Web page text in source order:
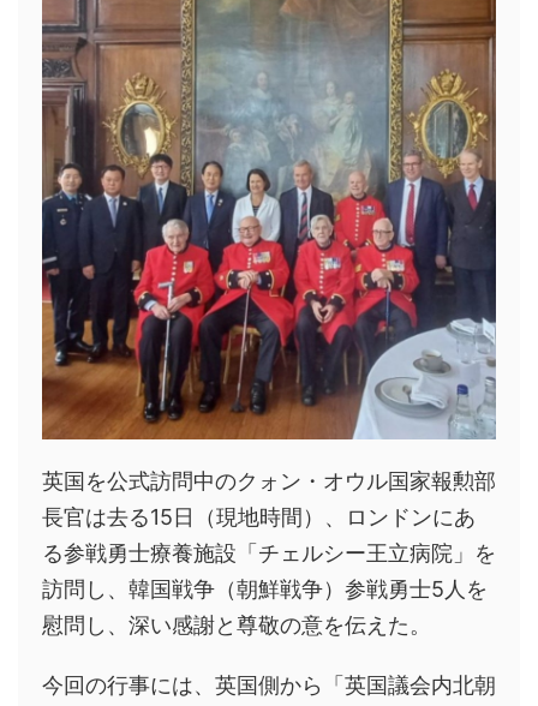
英国を公式訪問中のクォン・オウル国家報勲部
長官は去る15日（現地時間）、ロンドンにあ
る参戦勇士療養施設「チェルシー王立病院」を
訪問し、韓国戦争（朝鮮戦争）参戦勇士5人を
慰問し、深い感謝と尊敬の意を伝えた。
今回の行事には、英国側から「英国議会内北朝